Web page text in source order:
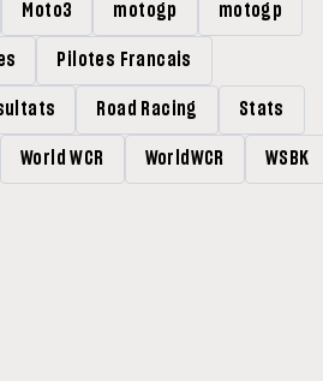
Moto3 motogp motogp
Pilotes Francais
Road Racing Stats
World WCR WorldWCR WSBK